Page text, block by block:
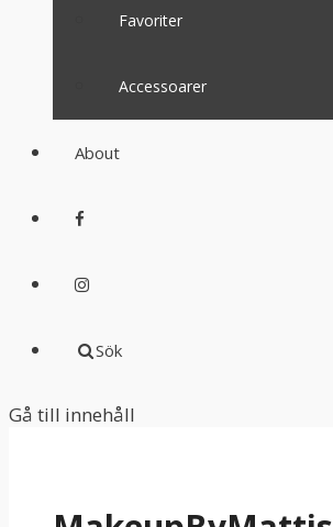
Favoriter
Accessoarer
About
Sök
Gå till innehåll